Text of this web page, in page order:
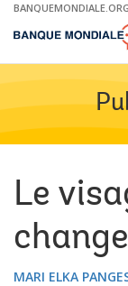
Skip
Main
BANQUEMONDIALE.ORG
Le
MARI ELKA